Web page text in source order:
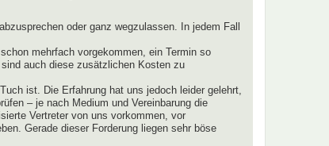
oder ganz wegzulassen. In jedem Fall
mehrfach vorgekommen, ein Termin so
auch diese zusätzlichen Kosten zu
ist. Die Erfahrung hat uns jedoch leider gelehrt,
– je nach Medium und Vereinbarung die
Vertreter von uns vorkommen, vor
Gerade dieser Forderung liegen sehr böse